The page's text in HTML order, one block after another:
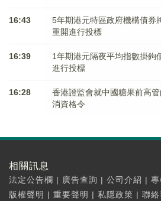
16:43
5年期港元特區政府機構債券
重開進行投標
16:39
1年期港元隔夜平均指數掛鉤
進行投標
16:28
香港證監會就中國糖果前高
消資格令
相關訊息
法定公告欄 | 廣告查詢 | 公司介紹 |
版權聲明 | 重要聲明 | 私隱政策 | 聯絡